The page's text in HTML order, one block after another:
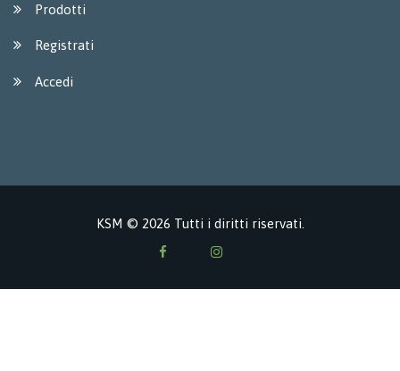
Prodotti
Registrati
Accedi
KSM © 2026 Tutti i diritti riservati.